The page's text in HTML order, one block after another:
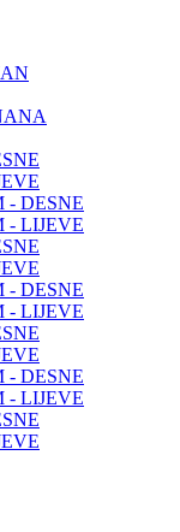
- DESNE
- LIJEVE
- DESNE
- LIJEVE
- DESNE
- LIJEVE